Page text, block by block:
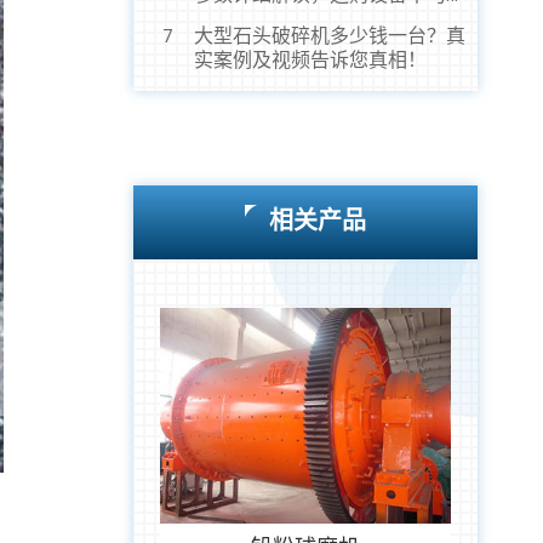
7
大型石头破碎机多少钱一台？真
实案例及视频告诉您真相！
相关产品